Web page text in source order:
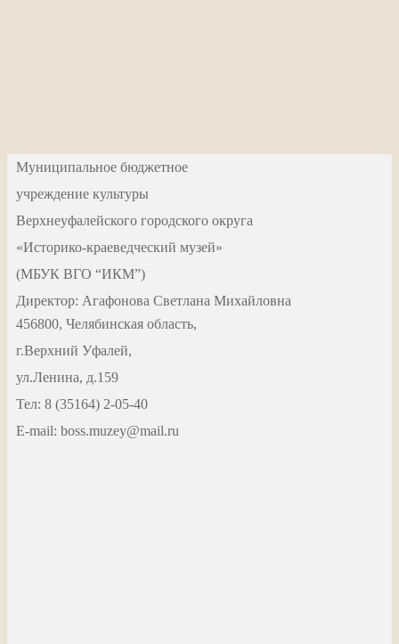
Муниципальное бюджетное
учреждение культуры
Верхнеуфалейского городского округа
«Историко-краеведческий музей»
(МБУК ВГО “ИКМ”)
Директор: Агафонова Светлана Михайловна
456800, Челябинская область,
г.Верхний Уфалей,
ул.Ленина, д.159
Тел: 8 (35164) 2-05-40
Е-mail: boss.muzey@mail.ru